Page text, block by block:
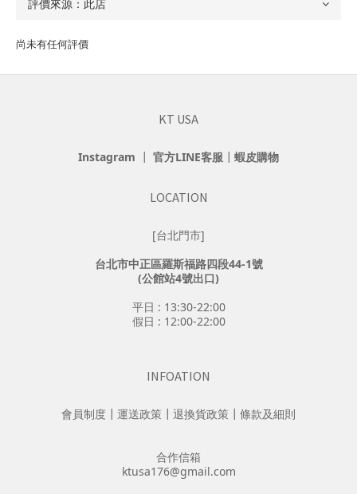
尚未有任何評價
KT USA
Instagram ┃ 官方LINE客服 ┃ 蝦皮購物
LOCATION
[台北門市]
台北市中正區羅斯福路四段44-1號
(公館站4號出口)
平日 : 13:30-22:00
假日 : 12:00-22:00
INFOATION
會員制度 ┃ 運送政策 ┃ 退換貨政策 ┃ 條款及細則
合作信箱
ktusa176@gmail.com